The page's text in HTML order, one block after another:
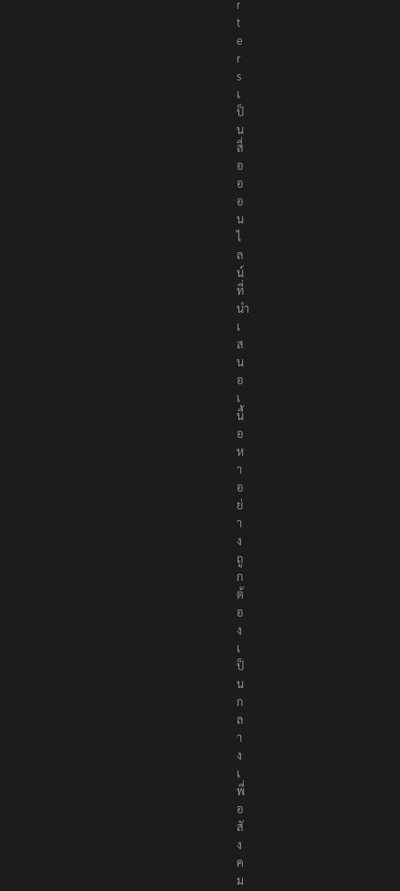
r
t
e
r
s
เ
ป็
น
สื่
อ
อ
อ
น
ไ
ล
น์
ที่
นำ
เ
ส
น
อ
เ
นื้
อ
ห
า
อ
ย่
า
ง
ถู
ก
ต้
อ
ง
เ
ป็
น
ก
ล
า
ง
เ
พื่
อ
สั
ง
ค
ม